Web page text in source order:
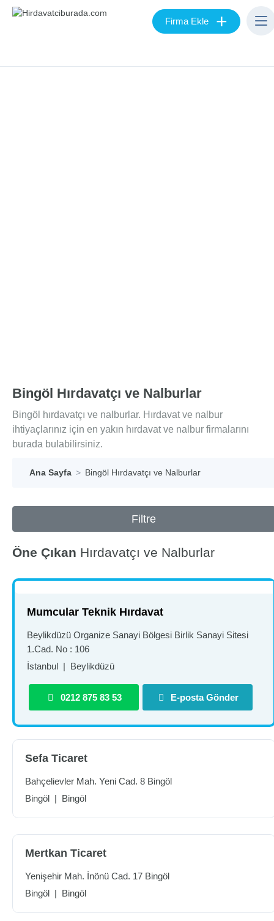
Firma Ekle +
Bingöl Hırdavatçı ve Nalburlar
Bingöl hırdavatçı ve nalburlar. Hırdavat ve nalbur
ihtiyaçlarınız için en yakın hırdavat ve nalbur firmalarını
burada bulabilirsiniz.
Ana Sayfa Bingöl Hırdavatçı ve Nalburlar
Filtre
Öne Çıkan Hırdavatçı ve Nalburlar
Mumcular Teknik Hırdavat
Beylikdüzü Organize Sanayi Bölgesi Birlik Sanayi Sitesi
1.Cad. No : 106
İstanbul | Beylikdüzü
0212 875 83 53 E-posta Gönder
Sefa Ticaret
Bahçelievler Mah. Yeni Cad. 8 Bingöl
Bingöl | Bingöl
Mertkan Ticaret
Yenişehir Mah. İnönü Cad. 17 Bingöl
Bingöl | Bingöl